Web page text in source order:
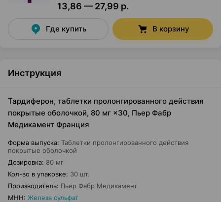
13,86 — 27,99 р.
Где купить В корзину
Инструкция
Тардиферон, таблетки пролонгированного действия
покрытые оболочкой, 80 мг ×30, Пьер Фабр
Медикамент Франция
Форма выпуска: Таблетки пролонгированного действия
покрытые оболочкой
Дозировка: 80 мг
Кол-во в упаковке: 30 шт.
Производитель: Пьер Фабр Медикамент
МНН: Железа сульфат